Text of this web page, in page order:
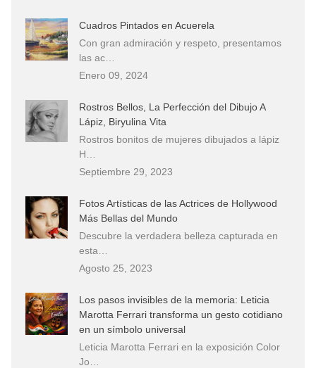
Cuadros Pintados en Acuerela
Con gran admiración y respeto, presentamos
las ac…
Enero 09, 2024
Rostros Bellos, La Perfección del Dibujo A
Lápiz, Biryulina Vita
Rostros bonitos de mujeres dibujados a lápiz
H…
Septiembre 29, 2023
Fotos Artísticas de las Actrices de Hollywood
Más Bellas del Mundo
Descubre la verdadera belleza capturada en
esta…
Agosto 25, 2023
Los pasos invisibles de la memoria: Leticia
Marotta Ferrari transforma un gesto cotidiano
en un símbolo universal
Leticia Marotta Ferrari en la exposición Color
Jo…